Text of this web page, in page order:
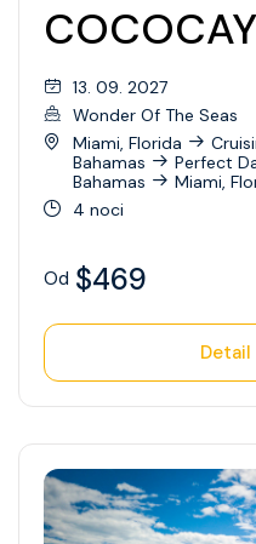
13. 09. 2027
Wonder Of The Seas
Miami, Florida
Bahamas
Perfect
Bahamas
Miami,
4 noci
Od $469